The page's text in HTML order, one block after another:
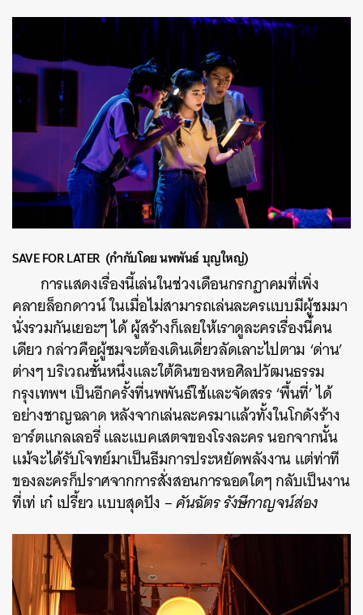
SAVE FOR LATER (กำกับโดย นพพันธ์ บุญใหญ่)
การแสดงเรื่องนี้เล่นในช่วงเดือนกรกฏาคมที่เพิ่ง
คลายล็อกดาวน์ ในเมื่อไม่สามารถเล่นละครแบบมีผู้ชมมา
นั่งรวมกันเยอะๆ ได้ ผู้สร้างก็เลยให้เราดูละครเรื่องนี้คน
เดียว กล่าวคือผู้ชมจะต้องเดินเดี่ยวลัดเลาะไปตาม ‘ด่าน’
ต่างๆ บริเวณชั้นหนึ่งและใต้ดินของหอศิลปวัฒนธรรม
กรุงเทพฯ เป็นอีกครั้งที่นพพันธ์ใช้และจัดสรร ‘พื้นที่’ ได้
อย่างชาญฉลาด หลังจากเล่นละครมาแล้วทั้งในโกดังร้าง
อาร์ตแกลเลอรี่ และแบคเสตจของโรงละคร นอกจากนั้น
แม้จะได้รับโจทย์มาเป็นธีมการประหยัดพลังงาน แต่ท่าที
ของละครก็ปราศจากการสั่งสอนการฉอดใดๆ กลับเป็นงาน
ที่เท่ เก๋ เปรี้ยว แบบสุดปัง –คันฉัตร รังษีกาญจน์ส่อง